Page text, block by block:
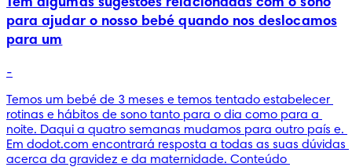
Tem algumas sugestões relacionadas com o sono
para ajudar o nosso bebé quando nos deslocamos
para um
-
Temos um bebé de 3 meses e temos tentado estabelecer
rotinas e hábitos de sono tanto para o dia como para a
noite. Daqui a quatro semanas mudamos para outro país e.
Em dodot.com encontrará resposta a todas as suas dúvidas
acerca da gravidez e da maternidade. Conteúdo